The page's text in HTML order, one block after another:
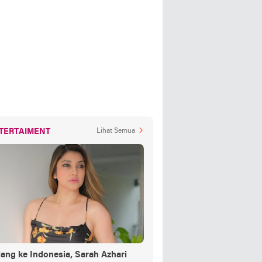
Lihat Semua
ke Indonesia, Sarah Azhari